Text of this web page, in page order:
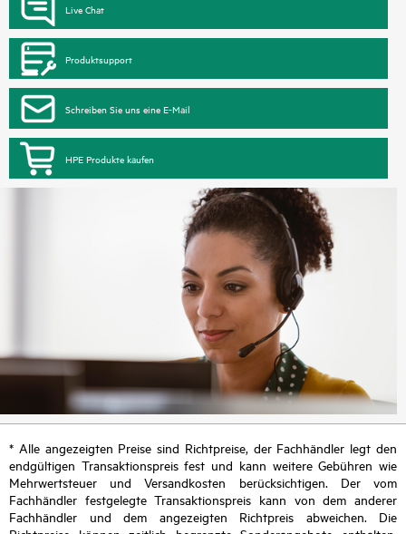
Live Chat
Produktsupport
Schreiben Sie uns eine E-Mail
HPE Produkte kaufen
* Alle angezeigten Preise sind Richtpreise, der Fachhändler legt den
endgültigen Transaktionspreis fest und kann weitere Gebühren wie
Mehrwertsteuer und Versandkosten berücksichtigen. Der vom
Fachhändler festgelegte Transaktionspreis kann von dem anderer
Fachhändler und dem angezeigten Richtpreis abweichen. Die